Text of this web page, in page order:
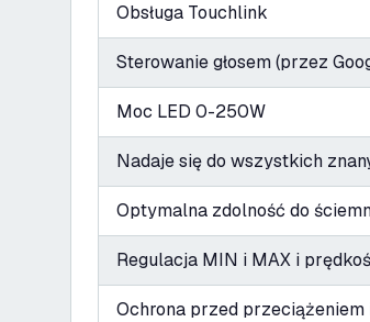
Obsługa Touchlink
Sterowanie głosem (przez
Moc LED 0-250W
Nadaje się do wszystkich
Optymalna zdolność do
Regulacja MIN i MAX i
Ochrona przed przeciążeniem